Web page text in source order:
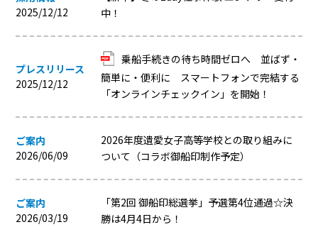
2025/12/12
中！
プレスリリース
2025/12/12
乗船手続きの待ち時間ゼロへ 並ばず・
簡単に・便利に スマートフォンで完結する
「オンラインチェックイン」を開始！
ご案内
2026/06/09
2026年度遺愛女子高等学校との取り組みに
ついて（コラボ御船印制作予定）
ご案内
2026/03/19
「第2回 御船印総選挙」予選第4位通過☆決
勝は4月4日から！